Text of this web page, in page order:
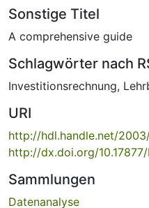
Sonstige Titel
A comprehensive guide
Schlagwörter nach
Investitionsrechnung,
URI
http://hdl.handle.net/
http://dx.doi.org/
Sammlungen
Datenanalyse